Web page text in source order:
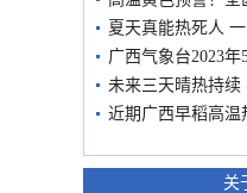
夏天真能热死人
广西气象台2023
未来三天晴热持
近期广西早稻高温
关